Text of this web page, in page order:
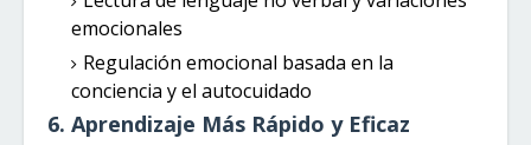
emocionales
Regulación emocional basada en la
conciencia y el autocuidado
6. Aprendizaje Más Rápido y Eficaz